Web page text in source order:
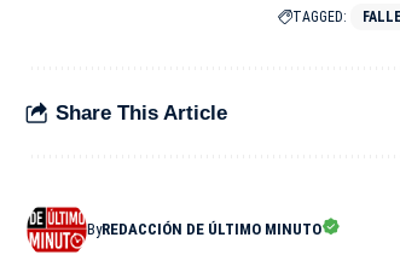
TAGGED:
Share This Article
ByREDACCIÓN DE ÚLTIMO MINUTO